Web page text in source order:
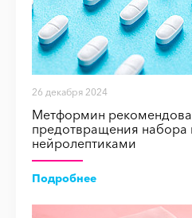
26 декабря 2024
Метформин
предотвращения набора
нейролептиками
Подробнее